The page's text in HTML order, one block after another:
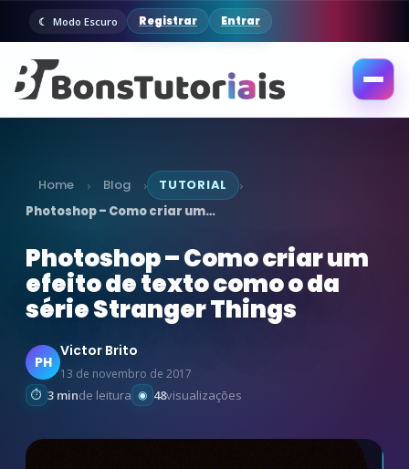
Modo Escuro Registrar Entrar
Abrir
Home › Blog › TUTORIAL ›
Photoshop – Como criar um…
Photoshop – Como criar um
efeito de texto como o da
série Stranger Things
PH
Victor Brito
13 de novembro de 2017
3 minde leitura 48visualizações